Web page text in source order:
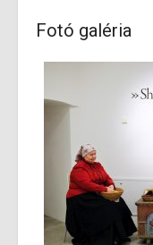
Fotó galéria